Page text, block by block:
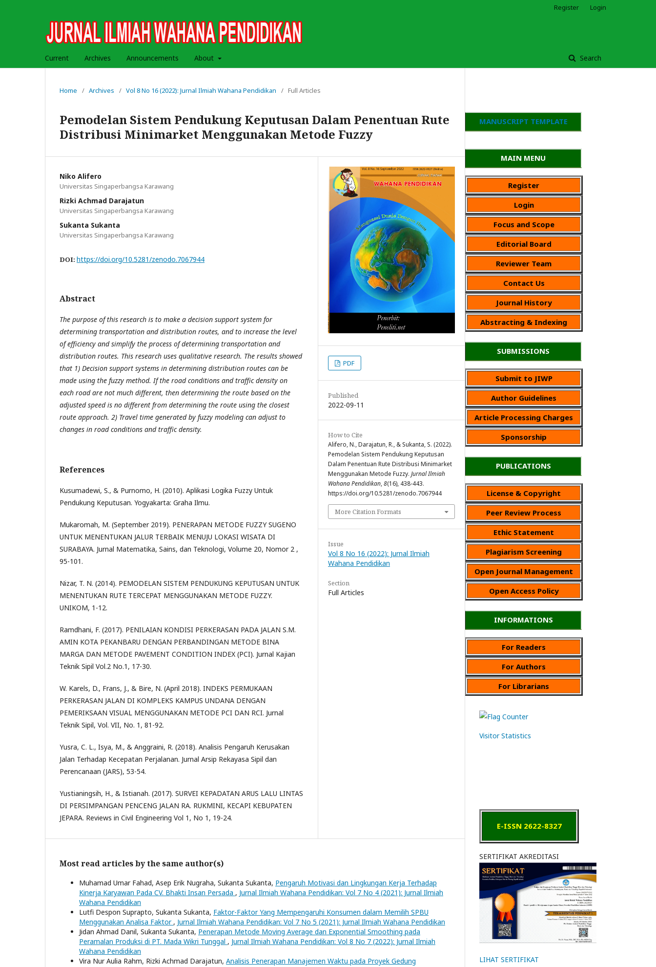
Current Archives Announcements About Search
Register Login
Home / Archives / Vol 8 No 16 (2022): Jurnal Ilmiah Wahana Pendidikan / Full Articles
Pemodelan Sistem Pendukung Keputusan Dalam Penentuan Rute
Distribusi Minimarket Menggunakan Metode Fuzzy
Niko Alifero
Universitas Singaperbangsa Karawang
Rizki Achmad Darajatun
Universitas Singaperbangsa Karawang
Sukanta Sukanta
Universitas Singaperbangsa Karawang
DOI: https://doi.org/10.5281/zenodo.7067944
Abstract
The purpose of this research is to make a decision support system for
determining transportation and distribution routes, and to increase the level
of efficiency and simplify the process of determining transportation and
distribution routes. This research uses qualitative research. The results showed
that 1) Decision support systems in determining distribution routes can be
made using the fuzzy method. If the road conditions and traffic density on
each road are not much different, then determining the route based on the
adjusted speed is no different from determining the route using the closest
route approach. 2) Travel time generated by fuzzy modeling can adjust to
changes in road conditions and traffic density.
References
Kusumadewi, S., & Purnomo, H. (2010). Aplikasi Logika Fuzzy Untuk
Pendukung Keputusan. Yogyakarta: Graha Ilmu.
Mukaromah, M. (September 2019). PENERAPAN METODE FUZZY SUGENO
UNTUK MENENTUKAN JALUR TERBAIK MENUJU LOKASI WISATA DI
SURABAYA. Jurnal Matematika, Sains, dan Teknologi, Volume 20, Nomor 2 ,
95-101.
Nizar, T. N. (2014). PEMODELAN SISTEM PENDUKUNG KEPUTUSAN UNTUK
MENENTUKAN RUTE TERCEPAT MENGGUNAKAN METODE FUZZY.
UNIKOM, 1-12.
Ramdhani, F. (2017). PENILAIAN KONDISI PERKERASAN PADA JALAN S.M.
AMIN KOTA PEKANBARU DENGAN PERBANDINGAN METODE BINA
MARGA DAN METODE PAVEMENT CONDITION INDEX (PCI). Jurnal Kajian
Teknik Sipil Vol.2 No.1, 17-30.
W. Karels, D., Frans, J., & Bire, N. (April 2018). INDEKS PERMUKAAN
PERKERASAN JALAN DI KOMPLEKS KAMPUS UNDANA DENGAN
PEMERIKSAAN VISUAL MENGGUNAKAN METODE PCI DAN RCI. Jurnal
Teknik Sipil, Vol. VII, No. 1, 81-92.
Yusra, C. L., Isya, M., & Anggraini, R. (2018). Analisis Pengaruh Kerusakan
Jalan Terhadap Kecepatan Perjalanan. Jurnal Arsip Rekayasa Sipil dan
Perencanaan (JARS), 53-54.
Yustianingsih, H., & Istianah. (2017). SURVEI KEPADATAN ARUS LALU LINTAS
DI PERSIMPANGAN PENCENG JALAN RA. RUKMINI, KECAPI KEBUPATEN
JEPARA. Reviews in Civil Engineering Vol 1, No 1, 19-24.
PDF
Published
2022-09-11
How to Cite
Alifero, N., Darajatun, R., & Sukanta, S. (2022).
Pemodelan Sistem Pendukung Keputusan
Dalam Penentuan Rute Distribusi Minimarket
Menggunakan Metode Fuzzy. Jurnal Ilmiah
Wahana Pendidikan,8(16), 438-443.
https://doi.org/10.5281/zenodo.7067944
More Citation Formats
Issue
Vol 8 No 16 (2022): Jurnal Ilmiah
Wahana Pendidikan
Section
Full Articles
Most read articles by the same author(s)
Muhamad Umar Fahad, Asep Erik Nugraha, Sukanta Sukanta, Pengaruh Motivasi dan Lingkungan Kerja Terhadap
Kinerja Karyawan Pada CV. Bhakti Insan Persada , Jurnal Ilmiah Wahana Pendidikan: Vol 7 No 4 (2021): Jurnal Ilmiah
Wahana Pendidikan
Lutfi Despon Suprapto, Sukanta Sukanta, Faktor-Faktor Yang Mempengaruhi Konsumen dalam Memilih SPBU
Menggunakan Analisa Faktor , Jurnal Ilmiah Wahana Pendidikan: Vol 7 No 5 (2021): Jurnal Ilmiah Wahana Pendidikan
Jidan Ahmad Danil, Sukanta Sukanta, Penerapan Metode Moving Average dan Exponential Smoothing pada
Peramalan Produksi di PT. Mada Wikri Tunggal , Jurnal Ilmiah Wahana Pendidikan: Vol 8 No 7 (2022): Jurnal Ilmiah
Wahana Pendidikan
Vira Nur Aulia Rahm, Rizki Achmad Darajatun, Analisis Penerapan Manajemen Waktu pada Proyek Gedung
MANUSCRIPT TEMPLATE
MAIN MENU
Register
Login
Focus and Scope
Editorial Board
Reviewer Team
Contact Us
Journal History
Abstracting & Indexing
SUBMISSIONS
Submit to JIWP
Author Guidelines
Article Processing Charges
Sponsorship
PUBLICATIONS
License & Copyright
Peer Review Process
Ethic Statement
Plagiarism Screening
Open Journal Management
Open Access Policy
INFORMATIONS
For Readers
For Authors
For Librarians
Visitor Statistics
E-ISSN 2622-8327
SERTIFIKAT AKREDITASI
LIHAT SERTIFIKAT